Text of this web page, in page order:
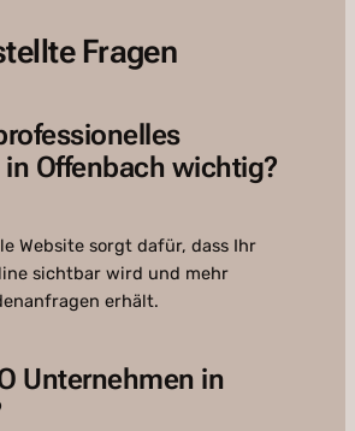
Fragen
Offenbach wichtig?
Website sorgt dafür, dass Ihr
sichtbar wird und mehr
erhält.
Unternehmen in